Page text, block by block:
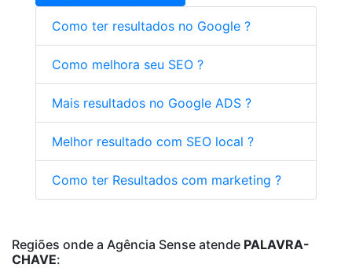
Como ter resultados no Google ?
Como melhora seu SEO ?
Mais resultados no Google ADS ?
Melhor resultado com SEO local ?
Como ter Resultados com marketing ?
Regiões onde a Agência Sense atende PALAVRA-
CHAVE: